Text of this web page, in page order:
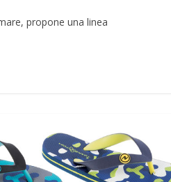
propone una linea